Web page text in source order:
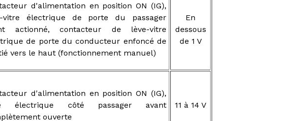
d'alimentation en position ON (IG),
vitre électrique de porte du passager
actionné, contacteur de lève-vitre
de porte du conducteur enfoncé de
vers le haut (fonctionnement manuel)
En
dessous
de 1 V
d'alimentation en position ON (IG),
électrique côté passager avant
ouverte
11 à 14 V